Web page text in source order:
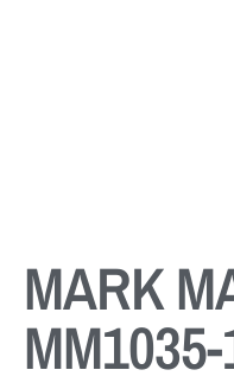
MARK